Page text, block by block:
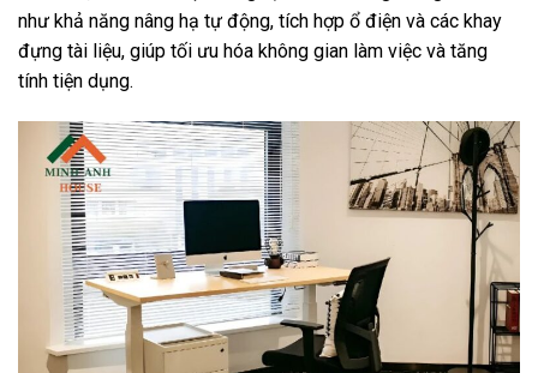
như khả năng nâng hạ tự động, tích hợp ổ điện và các khay
đựng tài liệu, giúp tối ưu hóa không gian làm việc và tăng
tính tiện dụng.